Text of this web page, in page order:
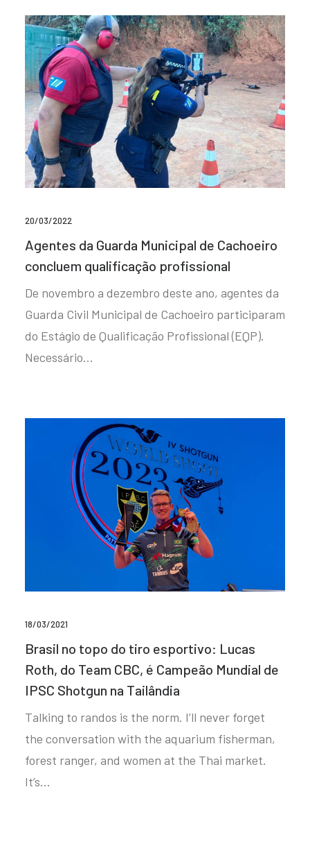
20/03/2022
Agentes da Guarda Municipal de Cachoeiro
concluem qualificação profissional
De novembro a dezembro deste ano, agentes da
Guarda Civil Municipal de Cachoeiro participaram
do Estágio de Qualificação Profissional (EQP).
Necessário…
18/03/2021
Brasil no topo do tiro esportivo: Lucas
Roth, do Team CBC, é Campeão Mundial de
IPSC Shotgun na Tailândia
Talking to randos is the norm. I’ll never forget
the conversation with the aquarium fisherman,
forest ranger, and women at the Thai market.
It’s…